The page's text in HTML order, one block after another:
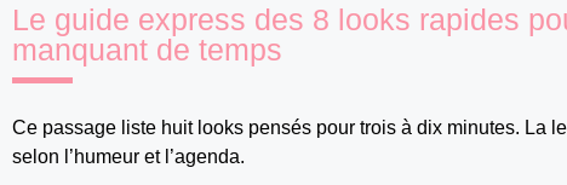
Le guide express des 8 looks rapides
manquant de temps
Ce passage liste huit looks pensés pour trois à dix minutes. La
selon l’humeur et l’agenda.